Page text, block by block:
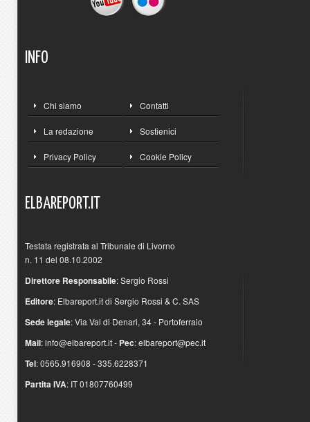
INFO
Chi siamo Contatti
La redazione Sostienici
Privacy Policy Cookie Policy
ELBAREPORT.IT
Testata registrata al Tribunale di Livorno
n. 11 del 08.10.2002
Direttore Responsabile: Sergio Rossi
Editore: Elbareport.it di Sergio Rossi & C. SAS
Sede legale: Via Val di Denari, 34 - Portoferraio
Mail:info@elbareport.it- Pec:elbareport@pec.it
Tel: 0565.916908 - 335.6228371
Partita IVA: IT 01807760499